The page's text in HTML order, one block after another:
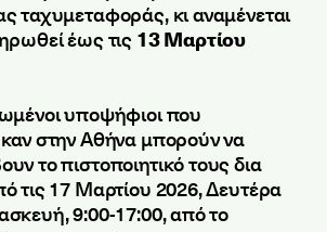
ταχυμεταφοράς, κι αναμένεται
έως τις13 Μαρτίου
υποψήφιοι που
στην Αθήνα μπορούν να
το πιστοποιητικό τους δια
τις 17 Μαρτίου 2026, Δευτέρα
9:00-17:00, από το